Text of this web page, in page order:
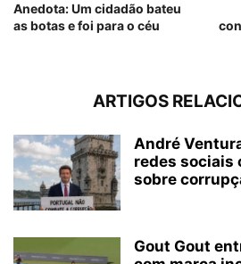
Anedota: Um cidadão bateu
as botas e foi para o céu
ARTIGOS
André
redes sociais
sobre
Gout Gout